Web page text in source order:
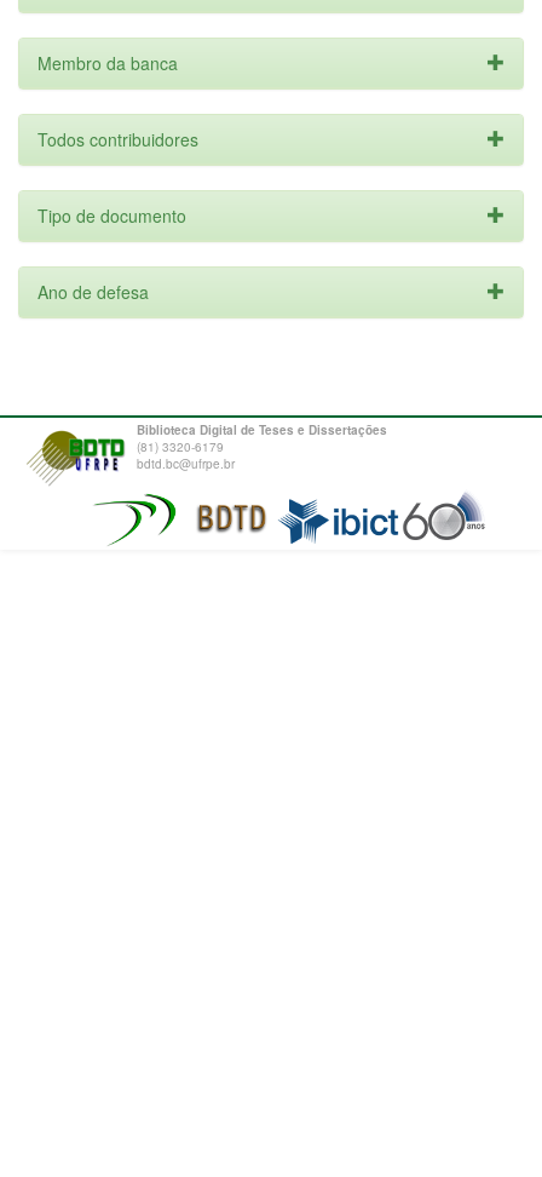
Membro da banca
Todos contribuidores
Tipo de documento
Ano de defesa
Biblioteca Digital de Teses e Dissertações
(81) 3320-6179
bdtd.bc@ufrpe.br